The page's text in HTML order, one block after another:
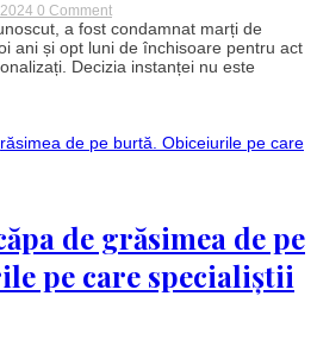
0 Commenton
Jurnalistul
Marius
Buga,
condamnat
şi
pentru
infracţiuni
sexuale
cu
minori
a fost condamnat marți de
ani și opt luni de închisoare pentru act
Decizia instanței nu este
de grăsimea de pe
pe care specialiștii